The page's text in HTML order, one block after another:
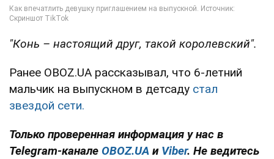
"Конь – настоящий друг, такой королевский".
Ранее OBOZ.UA рассказывал, что 6-летний
мальчик на выпускном в детсаду стал
звездой сети.
Только проверенная информация у нас в
Telegram-канале OBOZ.UA и Viber. Не ведитесь